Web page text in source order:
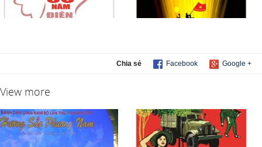
Chia sẻ Facebook Google +
View more